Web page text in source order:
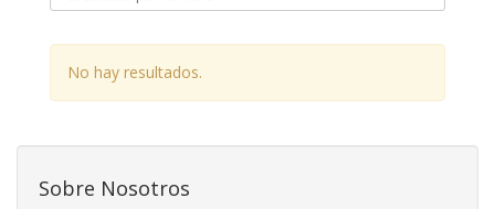
No hay resultados.
Sobre Nosotros